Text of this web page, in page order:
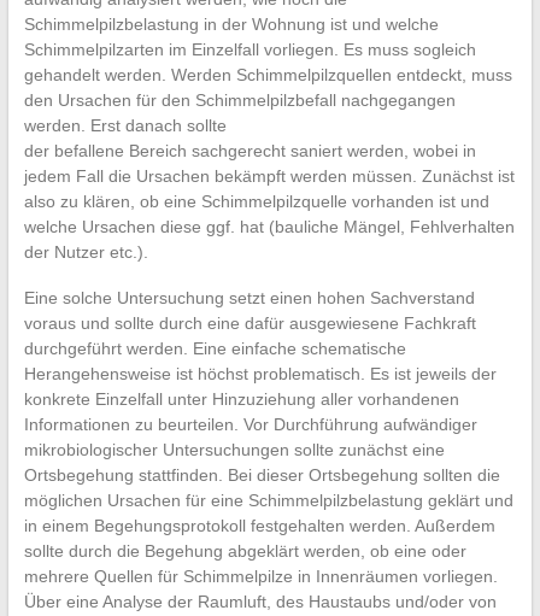
Schimmelpilzbelastung in der Wohnung ist und welche
Schimmelpilzarten im Einzelfall vorliegen. Es muss sogleich
gehandelt werden. Werden Schimmelpilzquellen entdeckt, muss
den Ursachen für den Schimmelpilzbefall nachgegangen
werden. Erst danach sollte
der befallene Bereich sachgerecht saniert werden, wobei in
jedem Fall die Ursachen bekämpft werden müssen. Zunächst ist
also zu klären, ob eine Schimmelpilzquelle vorhanden ist und
welche Ursachen diese ggf. hat (bauliche Mängel, Fehlverhalten
der Nutzer etc.).
Eine solche Untersuchung setzt einen hohen Sachverstand
voraus und sollte durch eine dafür ausgewiesene Fachkraft
durchgeführt werden. Eine einfache schematische
Herangehensweise ist höchst problematisch. Es ist jeweils der
konkrete Einzelfall unter Hinzuziehung aller vorhandenen
Informationen zu beurteilen. Vor Durchführung aufwändiger
mikrobiologischer Untersuchungen sollte zunächst eine
Ortsbegehung stattfinden. Bei dieser Ortsbegehung sollten die
möglichen Ursachen für eine Schimmelpilzbelastung geklärt und
in einem Begehungsprotokoll festgehalten werden. Außerdem
sollte durch die Begehung abgeklärt werden, ob eine oder
mehrere Quellen für Schimmelpilze in Innenräumen vorliegen.
Über eine Analyse der Raumluft, des Haustaubs und/oder von